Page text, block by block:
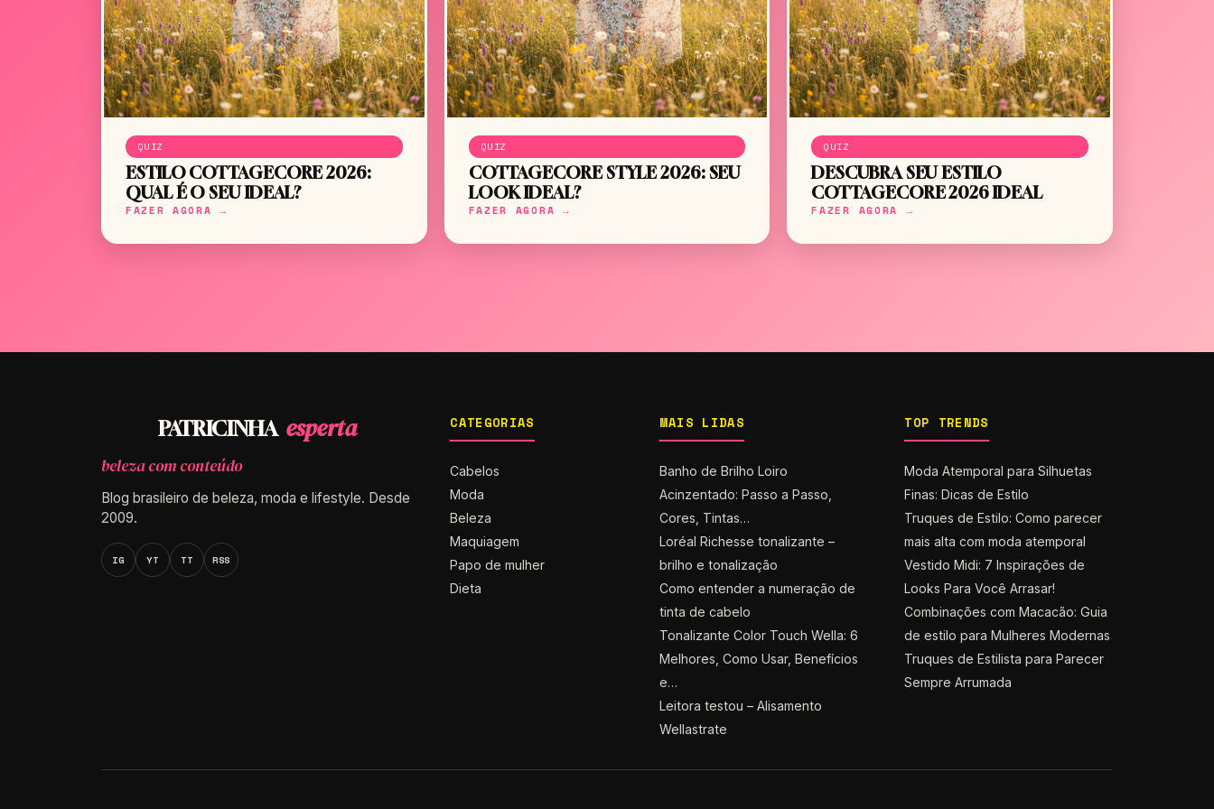
QUIZ
ESTILO COTTAGECORE 2026:
QUAL É O SEU IDEAL?
FAZER AGORA →
QUIZ
COTTAGECORE STYLE 2026: SEU
LOOK IDEAL?
FAZER AGORA →
QUIZ
DESCUBRA SEU ESTILO
COTTAGECORE 2026 IDEAL
FAZER AGORA →
PATRICINHA esperta
beleza com conteúdo
Blog brasileiro de beleza, moda e lifestyle. Desde
2009.
IG YT TT RSS
CATEGORIAS
Cabelos
Moda
Beleza
Maquiagem
Papo de mulher
Dieta
MAIS LIDAS
Banho de Brilho Loiro
Acinzentado: Passo a Passo,
Cores, Tintas…
Loréal Richesse tonalizante –
brilho e tonalização
Como entender a numeração de
tinta de cabelo
Tonalizante Color Touch Wella: 6
Melhores, Como Usar, Benefícios
e…
Leitora testou – Alisamento
Wellastrate
TOP TRENDS
Moda Atemporal para Silhuetas
Finas: Dicas de Estilo
Truques de Estilo: Como parecer
mais alta com moda atemporal
Vestido Midi: 7 Inspirações de
Looks Para Você Arrasar!
Combinações com Macacão: Guia
de estilo para Mulheres Modernas
Truques de Estilista para Parecer
Sempre Arrumada